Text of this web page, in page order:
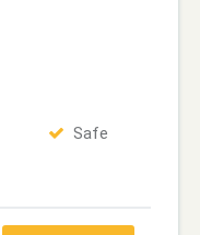
Safe